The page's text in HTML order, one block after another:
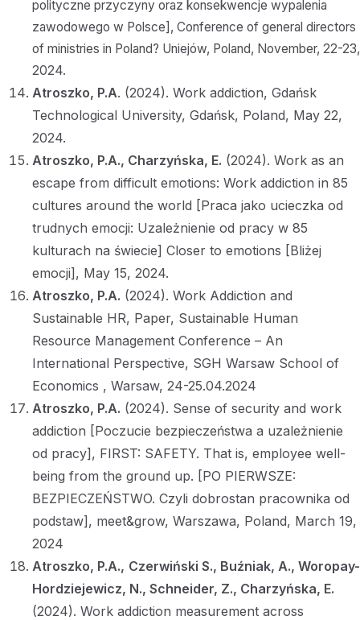
polityczne przyczyny oraz konsekwencje wypalenia
zawodowego w Polsce], Conference of general directors
of ministries in Poland? Uniejów, Poland, November, 22-23,
2024.
Atroszko, P.A. (2024). Work addiction, Gdańsk
Technological University, Gdańsk, Poland, May 22,
2024.
Atroszko, P.A., Charzyńska, E. (2024). Work as an
escape from difficult emotions: Work addiction in 85
cultures around the world [Praca jako ucieczka od
trudnych emocji: Uzależnienie od pracy w 85
kulturach na świecie] Closer to emotions [Bliżej
emocji], May 15, 2024.
Atroszko, P.A. (2024). Work Addiction and
Sustainable HR, Paper, Sustainable Human
Resource Management Conference – An
International Perspective, SGH Warsaw School of
Economics , Warsaw, 24-25.04.2024
Atroszko, P.A. (2024). Sense of security and work
addiction [Poczucie bezpieczeństwa a uzależnienie
od pracy], FIRST: SAFETY. That is, employee well-
being from the ground up. [PO PIERWSZE:
BEZPIECZEŃSTWO. Czyli dobrostan pracownika od
podstaw], meet&grow, Warszawa, Poland, March 19,
2024
Atroszko, P.A., Czerwiński S., Buźniak, A., Woropay-
Hordziejewicz, N., Schneider, Z., Charzyńska, E.
(2024). Work addiction measurement across